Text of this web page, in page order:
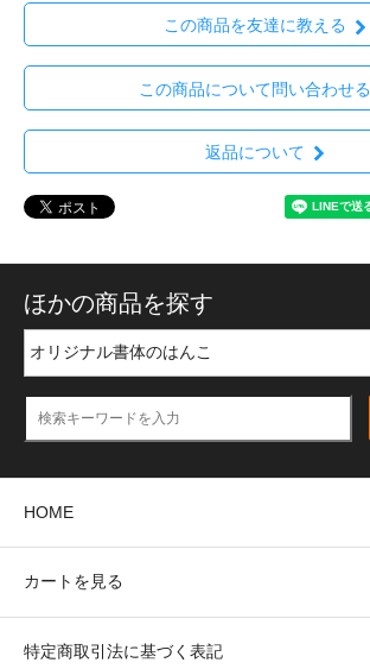
この商品を友達に教える
この商品について問い合わせる
返品について
ほかの商品を探す
HOME
カートを見る
特定商取引法に基づく表記